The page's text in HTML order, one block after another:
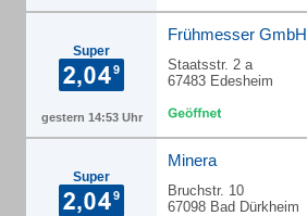
Super
gestern 14:53 Uhr
Frühmesser GmbH
Staatsstr. 2 a
67483 Edesheim
Super
Minera
Bruchstr. 10
67098 Bad Dürkheim